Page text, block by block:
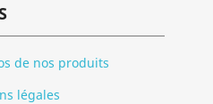
de nos produits
légales